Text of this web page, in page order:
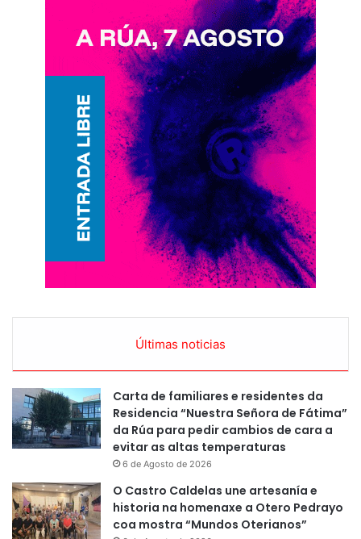
Últimas noticias
Carta de familiares e residentes da
Residencia “Nuestra Señora de Fátima”
da Rúa para pedir cambios de cara a
evitar as altas temperaturas
6 de Agosto de 2026
O Castro Caldelas une artesanía e
historia na homenaxe a Otero Pedrayo
coa mostra “Mundos Oterianos”